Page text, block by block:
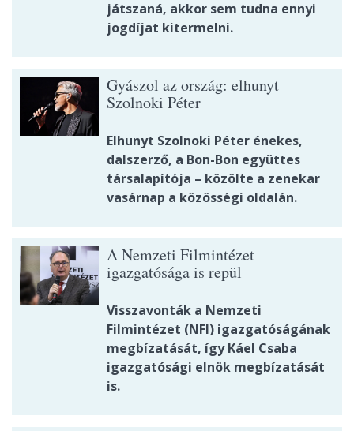
játszaná, akkor sem tudna ennyi
jogdíjat kitermelni.
Gyászol az ország: elhunyt
Szolnoki Péter
Elhunyt Szolnoki Péter énekes,
dalszerző, a Bon-Bon együttes
társalapítója – közölte a zenekar
vasárnap a közösségi oldalán.
A Nemzeti Filmintézet
igazgatósága is repül
Visszavonták a Nemzeti
Filmintézet (NFI) igazgatóságának
megbízatását, így Káel Csaba
igazgatósági elnök megbízatását
is.